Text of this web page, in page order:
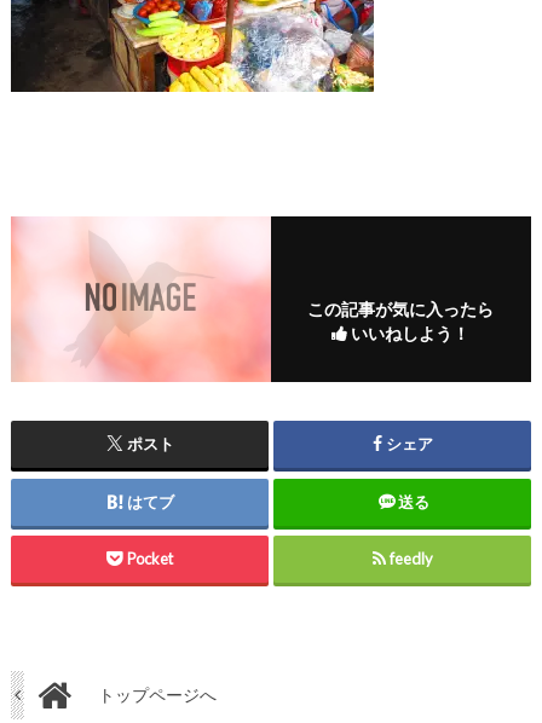
この記事が気に入ったら
いいねしよう！
ポスト シェア
はてブ 送る
Pocket feedly
トップページへ